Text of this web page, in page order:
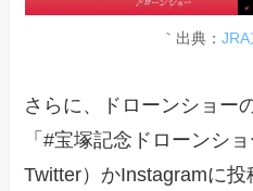
｀出典：
さらに、ドローンショー
「#宝塚記念ドローンシ
Twitter）かInstagramに